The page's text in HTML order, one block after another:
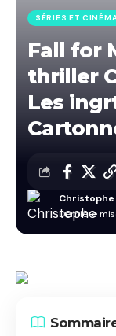
SÉRIES ET
Fall for
thriller
Les
Dernière
Christophe